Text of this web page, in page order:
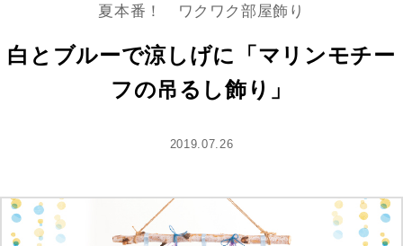
夏本番！ ワクワク部屋飾り
白とブルーで涼しげに「マリンモチー
フの吊るし飾り」
2019.07.26